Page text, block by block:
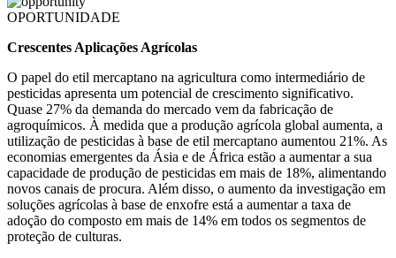
OPORTUNIDADE
Crescentes Aplicações Agrícolas
O papel do etil mercaptano na agricultura como intermediário de
pesticidas apresenta um potencial de crescimento significativo.
Quase 27% da demanda do mercado vem da fabricação de
agroquímicos. À medida que a produção agrícola global aumenta, a
utilização de pesticidas à base de etil mercaptano aumentou 21%. As
economias emergentes da Ásia e de África estão a aumentar a sua
capacidade de produção de pesticidas em mais de 18%, alimentando
novos canais de procura. Além disso, o aumento da investigação em
soluções agrícolas à base de enxofre está a aumentar a taxa de
adoção do composto em mais de 14% em todos os segmentos de
proteção de culturas.